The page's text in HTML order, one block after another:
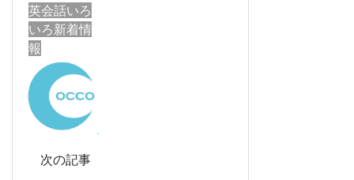
英会話いろ
いろ新着情
報
次の記事